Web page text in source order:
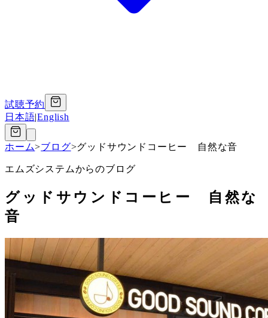
試聴予約
日本語|English
ホーム>ブログ>グッドサウンドコーヒー 自然な音
エムズシステムからのブログ
グッドサウンドコーヒー 自然な
音